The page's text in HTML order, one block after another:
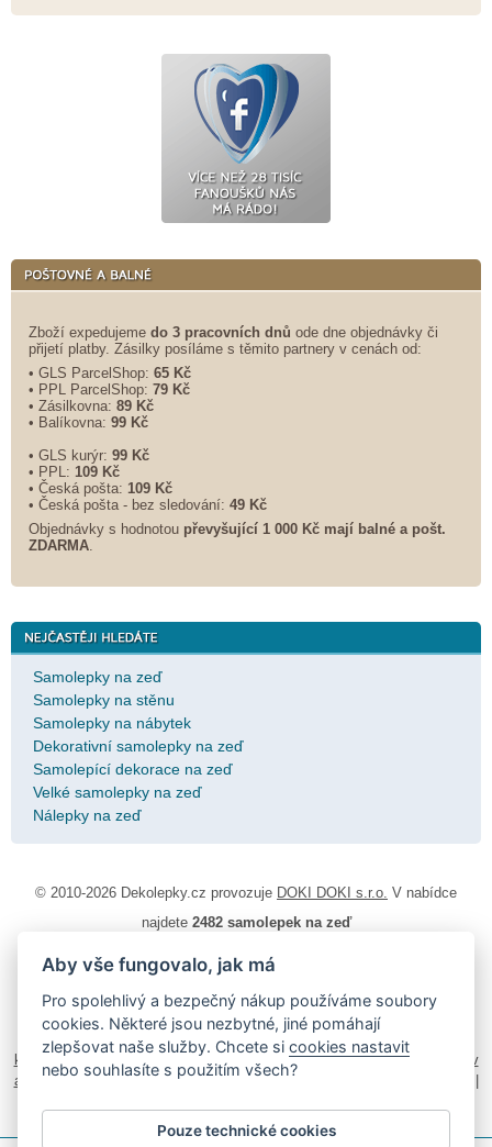
Zboží expedujeme do 3 pracovních dnů ode dne objednávky či
přijetí platby. Zásilky posíláme s těmito partnery v cenách od:
• GLS ParcelShop: 65 Kč
• PPL ParcelShop: 79 Kč
• Zásilkovna: 89 Kč
• Balíkovna: 99 Kč
• GLS kurýr: 99 Kč
• PPL: 109 Kč
• Česká pošta: 109 Kč
• Česká pošta - bez sledování: 49 Kč
Objednávky s hodnotou převyšující 1 000 Kč mají balné a pošt.
ZDARMA
Samolepky na zeď
Samolepky na stěnu
Samolepky na nábytek
Dekorativní samolepky na zeď
Samolepící dekorace na zeď
Velké samolepky na zeď
Nálepky na zeď
© 2010-2026 Dekolepky.cz provozuje DOKI DOKI s.r.o. V nabídce
najdete 2482 samolepek na zeď
Návod k lepení|Životnost samolepek na zeď
podmínky|Ochrana osobních údajů|Cookies |Reklamační řád
Impressum
samolepky na auto |fotomagnetky na lednici fotokalendáře
kühlschrank fotomagnete
foto magnesy na lodówkę|samolepky dieťa v
aute |logoprinty |nálepky na stenu | dárky pro ženy
Aby vše fungovalo, jak má
Pro spolehlivý a bezpečný nákup používáme soubory
cookies. Některé jsou nezbytné, jiné pomáhají
zlepšovat naše služby. Chcete sicookies nastavit
nebo souhlasíte s použitím všech?
Pouze technické cookies